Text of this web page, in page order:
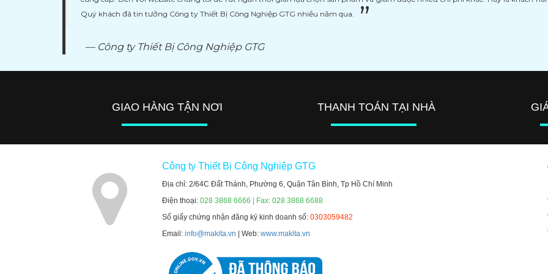
Quý khách đã tin tưởng Công ty Thiết Bị Công Nghiệp GTG nhiều năm qua.
Công ty Thiết Bị Công Nghiệp GTG
GIAO HÀNG TẬN NƠI THANH TOÁN TẠI NHÀ
Công ty Thiết Bị Công Nghiệp GTG
Địa chỉ: 2/64C Đất Thánh, Phường 6, Quận Tân Bình, Tp Hồ Chí Minh
Điện thoại:028 3868 6666 | Fax: 028 3868 6688
Số giấy chứng nhận đăng ký kinh doanh số:0303059482
Email:info@makita.vn | Web:www.makita.vn